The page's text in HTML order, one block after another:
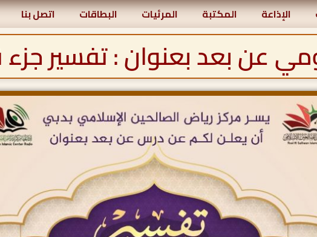
الإذاعة المكتبة المرئيات البطاقات اتصل بنا
عن بعد بعنوان : تفسير